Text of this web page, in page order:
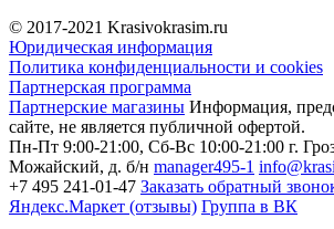
© 2017-2021 Krasivokrasim.ru
Юридическая информация
Политика конфиденциальности и cookies
Партнерская программа
Партнерские магазины Информация,
сайте, не является публичной офертой.
Пн-Пт 9:00-21:00, Сб-Вс 10:00-21:00 г.
Можайский, д. б/н manager495-1
+7 495 241-01-47 Заказать обратный
Яндекс.Маркет (отзывы) Группа в ВК